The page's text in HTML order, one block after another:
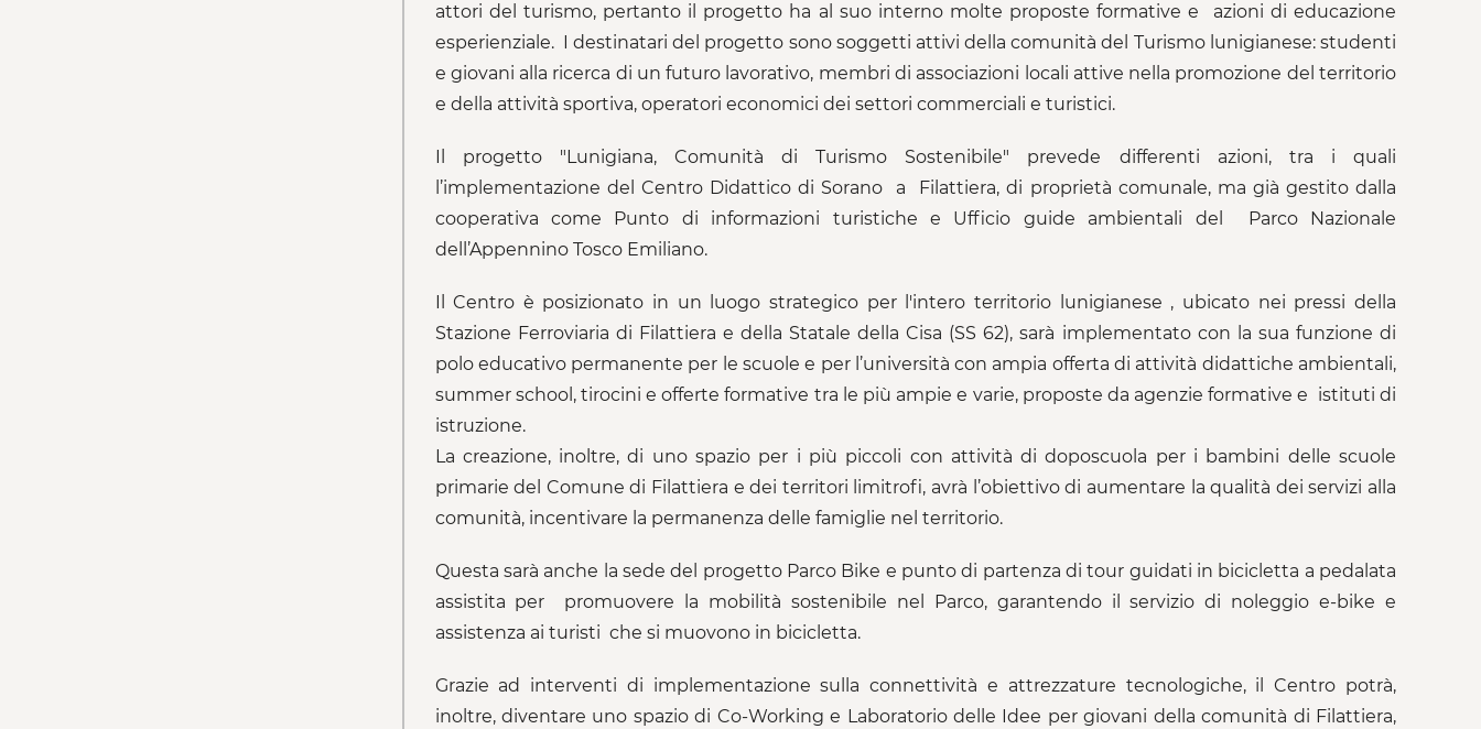
attori del turismo, pertanto il progetto ha al suo interno molte proposte formative e azioni di educazione
esperienziale. I destinatari del progetto sono soggetti attivi della comunità del Turismo lunigianese: studenti
e giovani alla ricerca di un futuro lavorativo, membri di associazioni locali attive nella promozione del territorio
e della attività sportiva, operatori economici dei settori commerciali e turistici.
Il progetto "Lunigiana, Comunità di Turismo Sostenibile" prevede differenti azioni, tra i quali
l’implementazione del Centro Didattico di Sorano a Filattiera, di proprietà comunale, ma già gestito dalla
cooperativa come Punto di informazioni turistiche e Ufficio guide ambientali del Parco Nazionale
dell’Appennino Tosco Emiliano.
Il Centro è posizionato in un luogo strategico per l'intero territorio lunigianese , ubicato nei pressi della
Stazione Ferroviaria di Filattiera e della Statale della Cisa (SS 62), sarà implementato con la sua funzione di
polo educativo permanente per le scuole e per l’università con ampia offerta di attività didattiche ambientali,
summer school, tirocini e offerte formative tra le più ampie e varie, proposte da agenzie formative e istituti di
istruzione.
La creazione, inoltre, di uno spazio per i più piccoli con attività di doposcuola per i bambini delle scuole
primarie del Comune di Filattiera e dei territori limitrofi, avrà l’obiettivo di aumentare la qualità dei servizi alla
comunità, incentivare la permanenza delle famiglie nel territorio.
Questa sarà anche la sede del progetto Parco Bike e punto di partenza di tour guidati in bicicletta a pedalata
assistita per promuovere la mobilità sostenibile nel Parco, garantendo il servizio di noleggio e-bike e
assistenza ai turisti che si muovono in bicicletta.
Grazie ad interventi di implementazione sulla connettività e attrezzature tecnologiche, il Centro potrà,
inoltre, diventare uno spazio di Co-Working e Laboratorio delle Idee per giovani della comunità di Filattiera,